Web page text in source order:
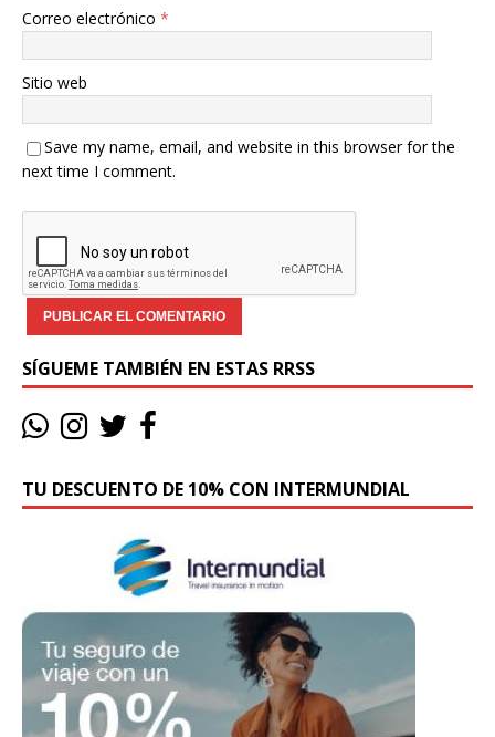
Correo electrónico *
Sitio web
Save my name, email, and website in this browser for the
next time I comment.
SÍGUEME TAMBIÉN EN ESTAS RRSS
TU DESCUENTO DE 10% CON INTERMUNDIAL